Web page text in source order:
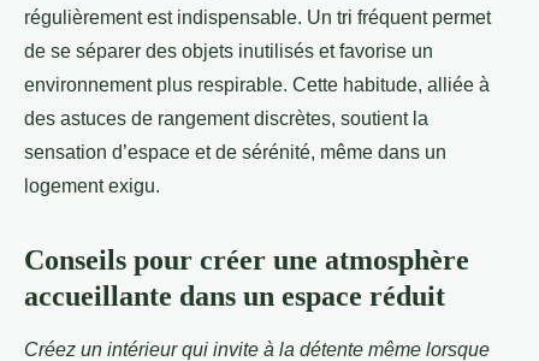
régulièrement est indispensable. Un tri fréquent permet
de se séparer des objets inutilisés et favorise un
environnement plus respirable. Cette habitude, alliée à
des astuces de rangement discrètes, soutient la
sensation d’espace et de sérénité, même dans un
logement exigu.
Conseils pour créer une atmosphère
accueillante dans un espace réduit
Créez un intérieur qui invite à la détente même lorsque